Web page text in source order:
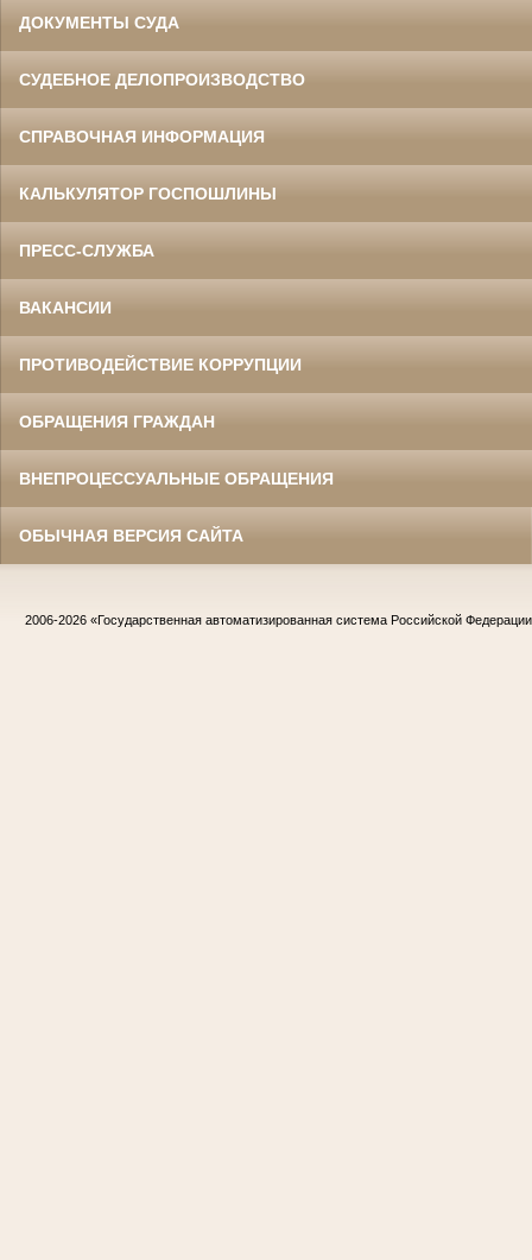
ДОКУМЕНТЫ СУДА
СУДЕБНОЕ ДЕЛОПРОИЗВОДСТВО
СПРАВОЧНАЯ ИНФОРМАЦИЯ
КАЛЬКУЛЯТОР ГОСПОШЛИНЫ
ПРЕСС-СЛУЖБА
ВАКАНСИИ
ПРОТИВОДЕЙСТВИЕ КОРРУПЦИИ
ОБРАЩЕНИЯ ГРАЖДАН
ВНЕПРОЦЕССУАЛЬНЫЕ ОБРАЩЕНИЯ
ОБЫЧНАЯ ВЕРСИЯ САЙТА
2006-2026 «Государственная автоматизированная система Российской